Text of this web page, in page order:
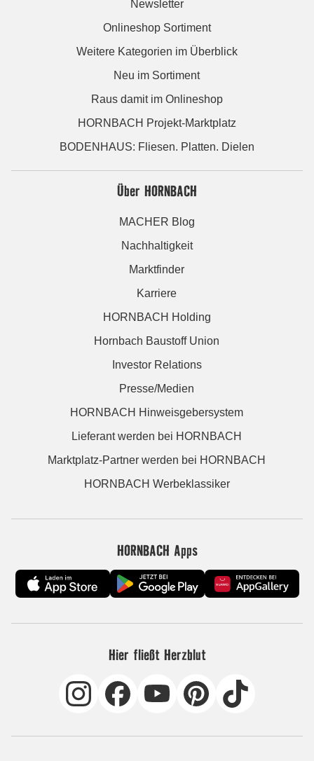
Newsletter
Onlineshop Sortiment
Weitere Kategorien im Überblick
Neu im Sortiment
Raus damit im Onlineshop
HORNBACH Projekt-Marktplatz
BODENHAUS: Fliesen. Platten. Dielen
Über HORNBACH
MACHER Blog
Nachhaltigkeit
Marktfinder
Karriere
HORNBACH Holding
Hornbach Baustoff Union
Investor Relations
Presse/Medien
HORNBACH Hinweisgebersystem
Lieferant werden bei HORNBACH
Marktplatz-Partner werden bei HORNBACH
HORNBACH Werbeklassiker
HORNBACH Apps
Hier fließt Herzblut